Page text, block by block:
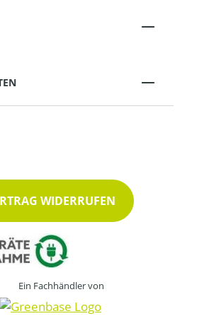
WIDERRUFEN
Ein Fachhändler von